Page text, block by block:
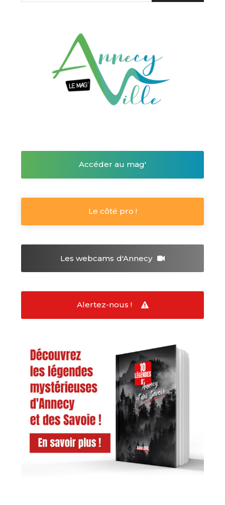
Accéder au mag'
Le côté pro !
Les webcams d'Annecy
Alertez-nous !